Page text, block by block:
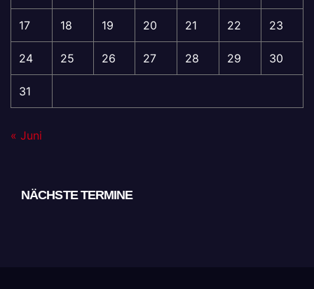
17 18 19 20 21 22 23
24 25 26 27 28 29 30
31
« Juni
NÄCHSTE TERMINE